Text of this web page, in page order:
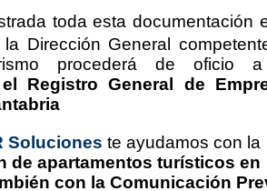
toda esta documentación
Dirección General
procederá de oficio
Registro General de
Soluciones te ayudamos con la
de apartamentos turísticos en
con la Comunicación